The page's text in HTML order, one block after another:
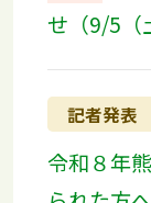
せ（9/5（
記者発表
令和８年